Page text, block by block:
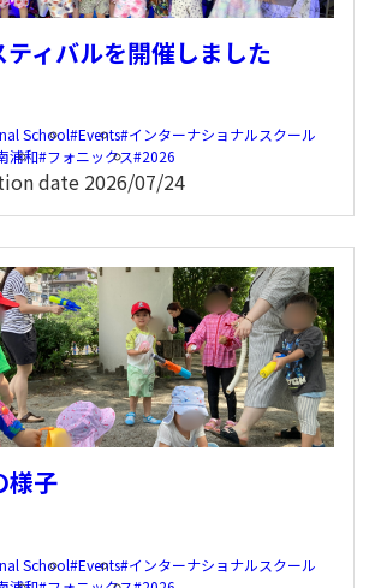
ィバルを開催しました
School Events インターナショナルスクール
浦和 フォニックス 2026
date 2026/07/24
様子
School Events インターナショナルスクール